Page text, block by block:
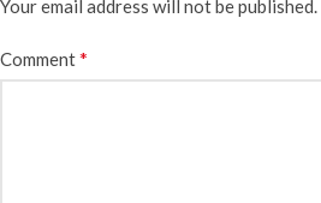
Your email address will not be published.
Comment*